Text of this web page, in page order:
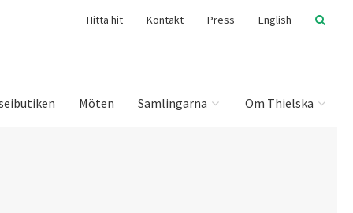
Hitta hit Kontakt Press English
Möten Samlingarna Om Thielska